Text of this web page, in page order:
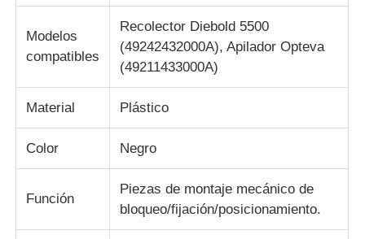
Solicitar una cotización
Piezas para cajeros automáticos Diebold
Piezas para cajeros automáticos NCR
Piezas de cajero automático Wincor
Partes de cajeros automáticos Hyosung
Modelos
compatibles
Recolector Diebold 5500
(49242432000A), Apilador Opteva
(49211433000A)
Material Plástico
Color Negro
Función
Piezas de montaje mecánico de
bloqueo/fijación/posicionamiento.